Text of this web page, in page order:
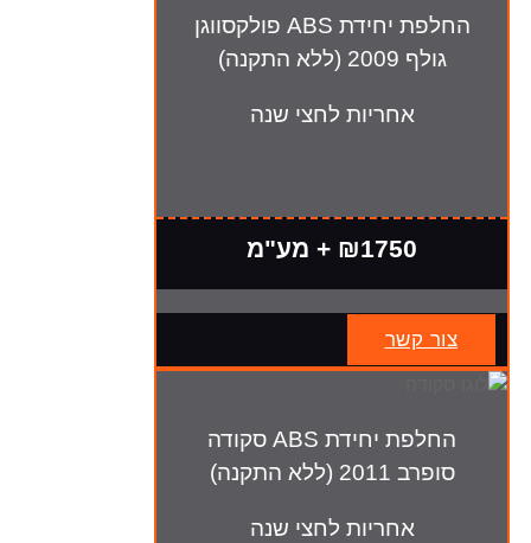
החלפת יחידת ABS פולקסווגן
גולף 2009 (ללא התקנה)
אחריות לחצי שנה
₪1750 + מע"מ
צור קשר
החלפת יחידת ABS סקודה
סופרב 2011 (ללא התקנה)
אחריות לחצי שנה